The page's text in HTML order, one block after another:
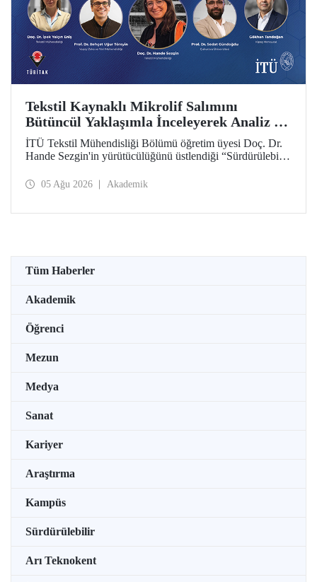
Tekstil Kaynaklı Mikrolif Salımını
Bütüncül Yaklaşımla İnceleyerek Analiz ve
Azaltım Stratejileri Geliştirecek Projeye
TÜBİTAK Desteği
İTÜ Tekstil Mühendisliği Bölümü öğretim üyesi Doç. Dr.
Hande Sezgin'in yürütücülüğünü üstlendiği “Sürdürülebilir
Koşullarına Bağlı Mikrolif Salımı: Aşınma, UV Maruziyeti
05 Ağu 2026 Akademik
Tüm Haberler
Akademik
Öğrenci
Mezun
Medya
Sanat
Kariyer
Araştırma
Kampüs
Sürdürülebilir
Arı Teknokent